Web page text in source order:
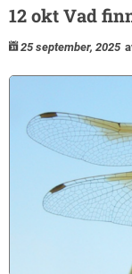
12 okt Vad
25 september, 2025